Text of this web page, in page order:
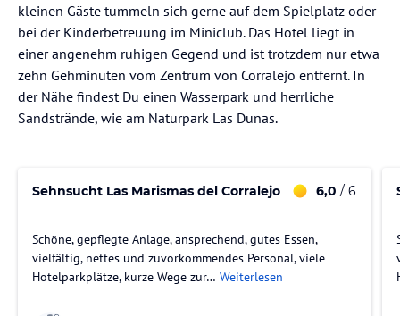
kleinen Gäste tummeln sich gerne auf dem Spielplatz oder
bei der Kinderbetreuung im Miniclub. Das Hotel liegt in
einer angenehm ruhigen Gegend und ist trotzdem nur etwa
zehn Gehminuten vom Zentrum von Corralejo entfernt. In
der Nähe findest Du einen Wasserpark und herrliche
Sandstrände, wie am Naturpark Las Dunas.
Sehnsucht Las Marismas del Corralejo 6,0 / 6
Schöne, gepflegte Anlage, ansprechend, gutes Essen,
vielfältig, nettes und zuvorkommendes Personal, viele
Hotelparkplätze, kurze Wege zur… Weiterlesen